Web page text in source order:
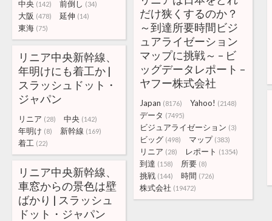
中央 (142) 前倒し (34)
大阪 (478) 延伸 (14)
東海 (75)
だけ狭くするのか？
～到達所要時間ビジ
ュアライゼーション
マップに挑戦～ – ビ
ッグデータレポート –
ヤフー株式会社
Japan (8176) Yahoo! (2148)
データ (7495)
ビジュアライゼーション (3)
ビッグ (498) マップ (383)
リニア (28) レポート (1354)
到達 (158) 所要 (8)
挑戦 (144) 時間 (726)
株式会社 (19472)
リニア中央新幹線、
年明けにも着工か |
スラッシュドット・
ジャパン
リニア (28) 中央 (142)
年明け (8) 新幹線 (169)
着工 (22)
リニア中央新幹線、
車窓からの景色は壁
ばかり | スラッシュ
ドット・ジャパン